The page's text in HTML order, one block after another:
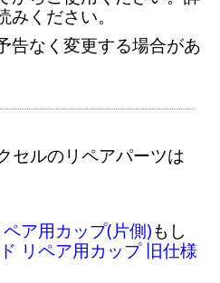
みください。
告なく変更する場合があ
セルのリペアパーツは
ア用カップ(片側)もし
リペア用カップ 旧仕様